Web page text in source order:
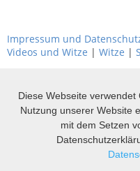
Impressum und
Videos und Witze | Witze |
Diese Webseite verwendet
Nutzung unserer Website
mit dem Setzen